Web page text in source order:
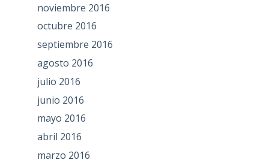
noviembre 2016
octubre 2016
septiembre 2016
agosto 2016
julio 2016
junio 2016
mayo 2016
abril 2016
marzo 2016